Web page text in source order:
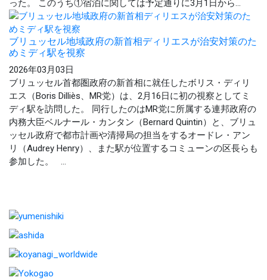
った。 このうち①宿泊に関しては予定通りに3月1日から...
ブリュッセル地域政府の新首相ディリエスが治安対策のた
めミディ駅を視察
2026年03月03日
ブリュッセル首都圏政府の新首相に就任したボリス・ディリ
エス（Boris Dilliès、MR党）は、2月16日に初の視察としてミ
ディ駅を訪問した。 同行したのはMR党に所属する連邦政府の
内務大臣ベルナール・カンタン（Bernard Quintin）と、ブリュ
ッセル政府で都市計画や清掃局の担当をするオードレ・アン
リ（Audrey Henry）、また駅が位置するコミューンの区長らも
参加した。 ...